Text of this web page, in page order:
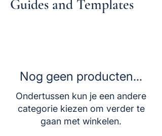
Guides and Templates
Nog geen producten...
Ondertussen kun je een andere
categorie kiezen om verder te
gaan met winkelen.